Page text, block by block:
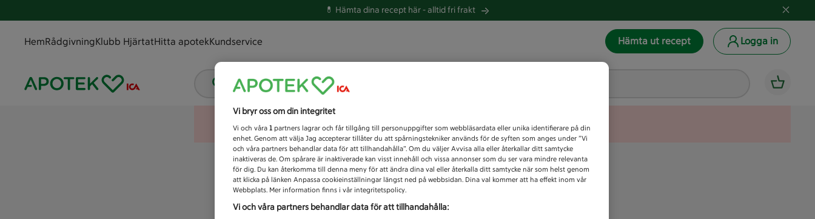
💊 Hämta dina recept här -alltid fri frakt
HemRådgivningKlubb HjärtatHitta apotekKundservice Hämta ut recept Logga in
Vad letar du efter idag?
Unknown error
Vi bryr oss om din integritet
Vi och våra 1 partners lagrar och får tillgång till personuppgifter som webbläsardata eller unika identifierare på din
enhet. Genom att välja Jag accepterar tillåter du att spårningstekniker används för de syften som anges under ”Vi
och våra partners behandlar data för att tillhandahålla”. Om du väljer Avvisa alla eller återkallar ditt samtycke
inaktiveras de. Om spårare är inaktiverade kan visst innehåll och vissa annonser som du ser vara mindre relevanta
för dig. Du kan återkomma till denna meny för att ändra dina val eller återkalla ditt samtycke när som helst genom
att klicka på länken Anpassa cookieinställningar längst ned på webbsidan. Dina val kommer att ha effekt inom vår
Webbplats. Mer information finns i vår integritetspolicy.
Vi och våra partners behandlar data för att tillhandahålla: